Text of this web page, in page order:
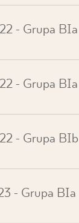
- Grupa BIa
- Grupa BIa
- Grupa BIb
- Grupa BIa